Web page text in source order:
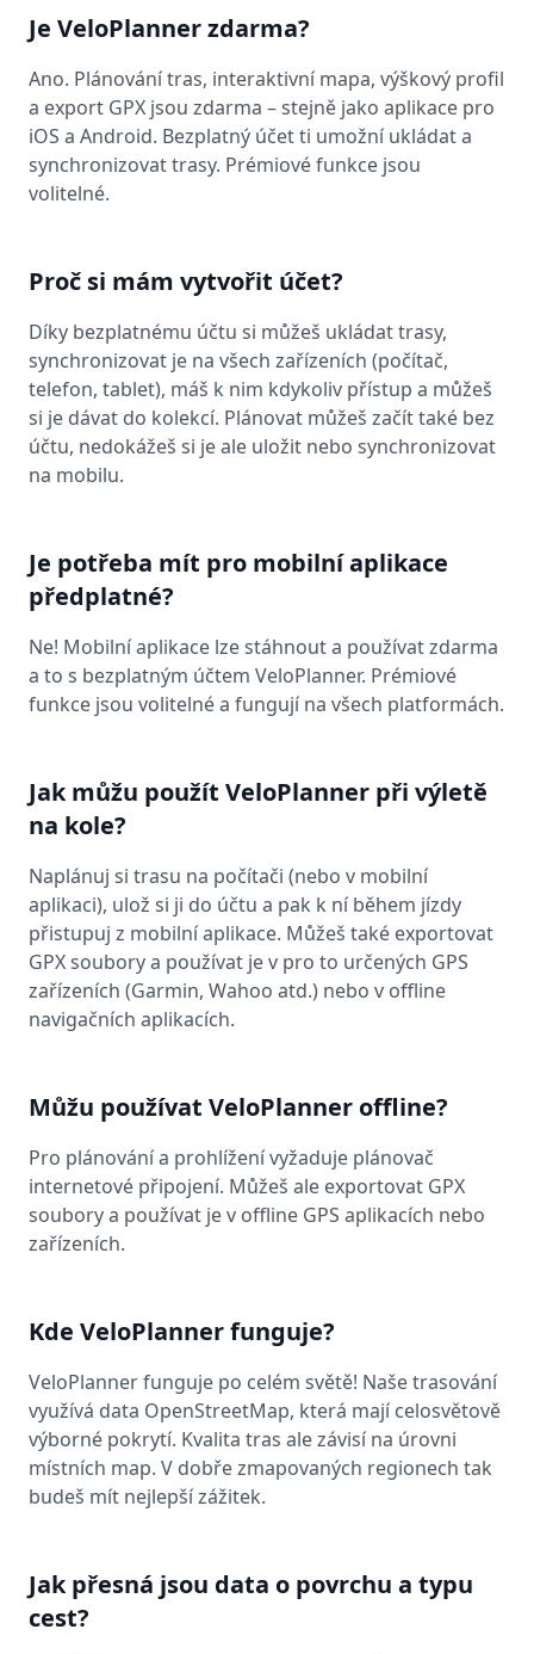
Je VeloPlanner zdarma?
Ano. Plánování tras, interaktivní mapa, výškový profil
a export GPX jsou zdarma – stejně jako aplikace pro
iOS a Android. Bezplatný účet ti umožní ukládat a
synchronizovat trasy. Prémiové funkce jsou
volitelné.
Proč si mám vytvořit účet?
Díky bezplatnému účtu si můžeš ukládat trasy,
synchronizovat je na všech zařízeních (počítač,
telefon, tablet), máš k nim kdykoliv přístup a můžeš
si je dávat do kolekcí. Plánovat můžeš začít také bez
účtu, nedokážeš si je ale uložit nebo synchronizovat
na mobilu.
Je potřeba mít pro mobilní aplikace
předplatné?
Ne! Mobilní aplikace lze stáhnout a používat zdarma
a to s bezplatným účtem VeloPlanner. Prémiové
funkce jsou volitelné a fungují na všech platformách.
Jak můžu použít VeloPlanner při výletě
na kole?
Naplánuj si trasu na počítači (nebo v mobilní
aplikaci), ulož si ji do účtu a pak k ní během jízdy
přistupuj z mobilní aplikace. Můžeš také exportovat
GPX soubory a používat je v pro to určených GPS
zařízeních (Garmin, Wahoo atd.) nebo v offline
navigačních aplikacích.
Můžu používat VeloPlanner offline?
Pro plánování a prohlížení vyžaduje plánovač
internetové připojení. Můžeš ale exportovat GPX
soubory a používat je v offline GPS aplikacích nebo
zařízeních.
Kde VeloPlanner funguje?
VeloPlanner funguje po celém světě! Naše trasování
využívá data OpenStreetMap, která mají celosvětově
výborné pokrytí. Kvalita tras ale závisí na úrovni
místních map. V dobře zmapovaných regionech tak
budeš mít nejlepší zážitek.
Jak přesná jsou data o povrchu a typu
cest?